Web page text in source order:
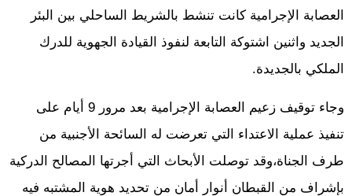
العصابة الإجرامية كانت تنشط بالشريط الساحلي بين البئر
الجديد واثنين اشتوكة التابعة لنفوذ القيادة الجهوية للدرك
الملكي بالجديدة.
وجاء توقيف زعيم العصابة الإجرامية بعد مرور 9 أيام على
تنفيذ عملية الاعتداء التي تعرضت له السائحة الأجنبية من
طرف الجناة،وقد توصلت الأبحاث التي أجرتها المصالح الدركية
بإشراف من القبطان أنوار أمان من تحديد هوية المشتبه فيه